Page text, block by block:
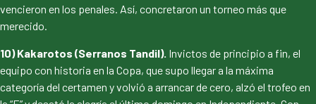
vencieron en los penales. Así, concretaron un torneo más que
merecido.
10) Kakarotos (Serranos Tandil). Invictos de principio a fin, el
equipo con historia en la Copa, que supo llegar a la máxima
categoría del certamen y volvió a arrancar de cero, alzó el trofeo en